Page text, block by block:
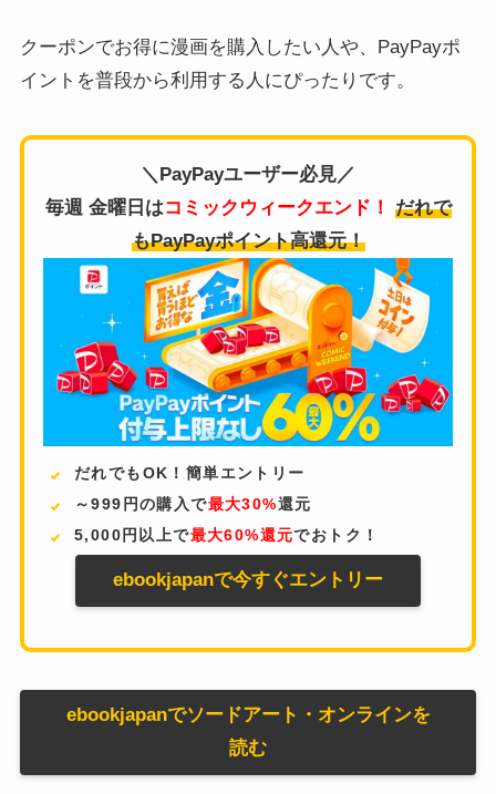
クーポンでお得に漫画を購入したい人や、PayPayポ
イントを普段から利用する人にぴったりです。
＼PayPayユーザー必見／
毎週 金曜日はコミックウィークエンド！ だれで
もPayPayポイント高還元！
だれでもOK！簡単エントリー
～999円の購入で最大30%還元
5,000円以上で最大60%還元でおトク！
ebookjapanで今すぐエントリー
ebookjapanでソードアート・オンラインを
読む